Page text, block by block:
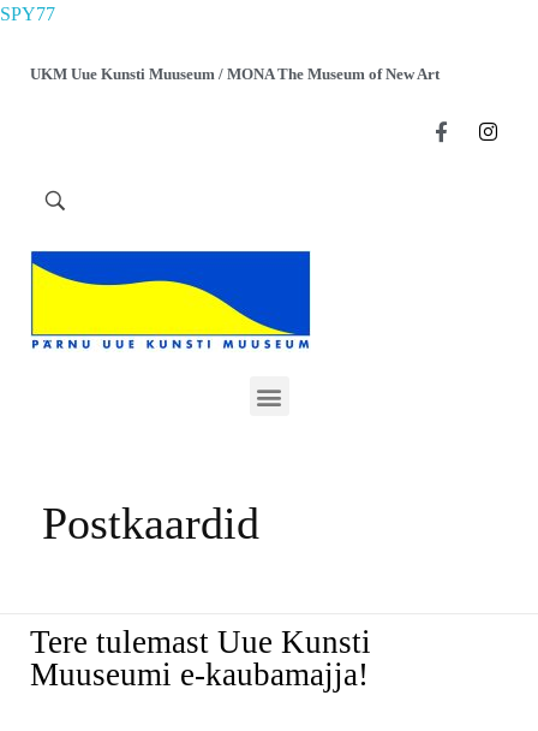
SPY77
UKM Uue Kunsti Muuseum / MONA The Museum of New Art
Postkaardid
Tere tulemast Uue Kunsti
Muuseumi e-kaubamajja!